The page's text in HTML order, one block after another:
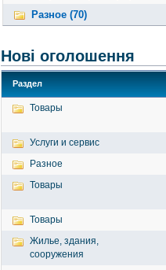
Разное (70)
Нові оголошення
Раздел
Товары
Услуги и сервис
Разное
Товары
Товары
Жилье, здания,
сооружения